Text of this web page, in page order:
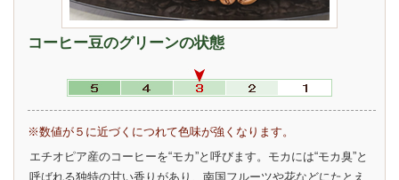
コーヒー豆のグリーンの状態
※数値が５に近づくにつれて色味が強くなります。
エチオピア産のコーヒーを“モカ”と呼びます。モカには“モカ臭”と
呼ばれる独特の甘い香りがあり、南国フルーツや花などにたとえ